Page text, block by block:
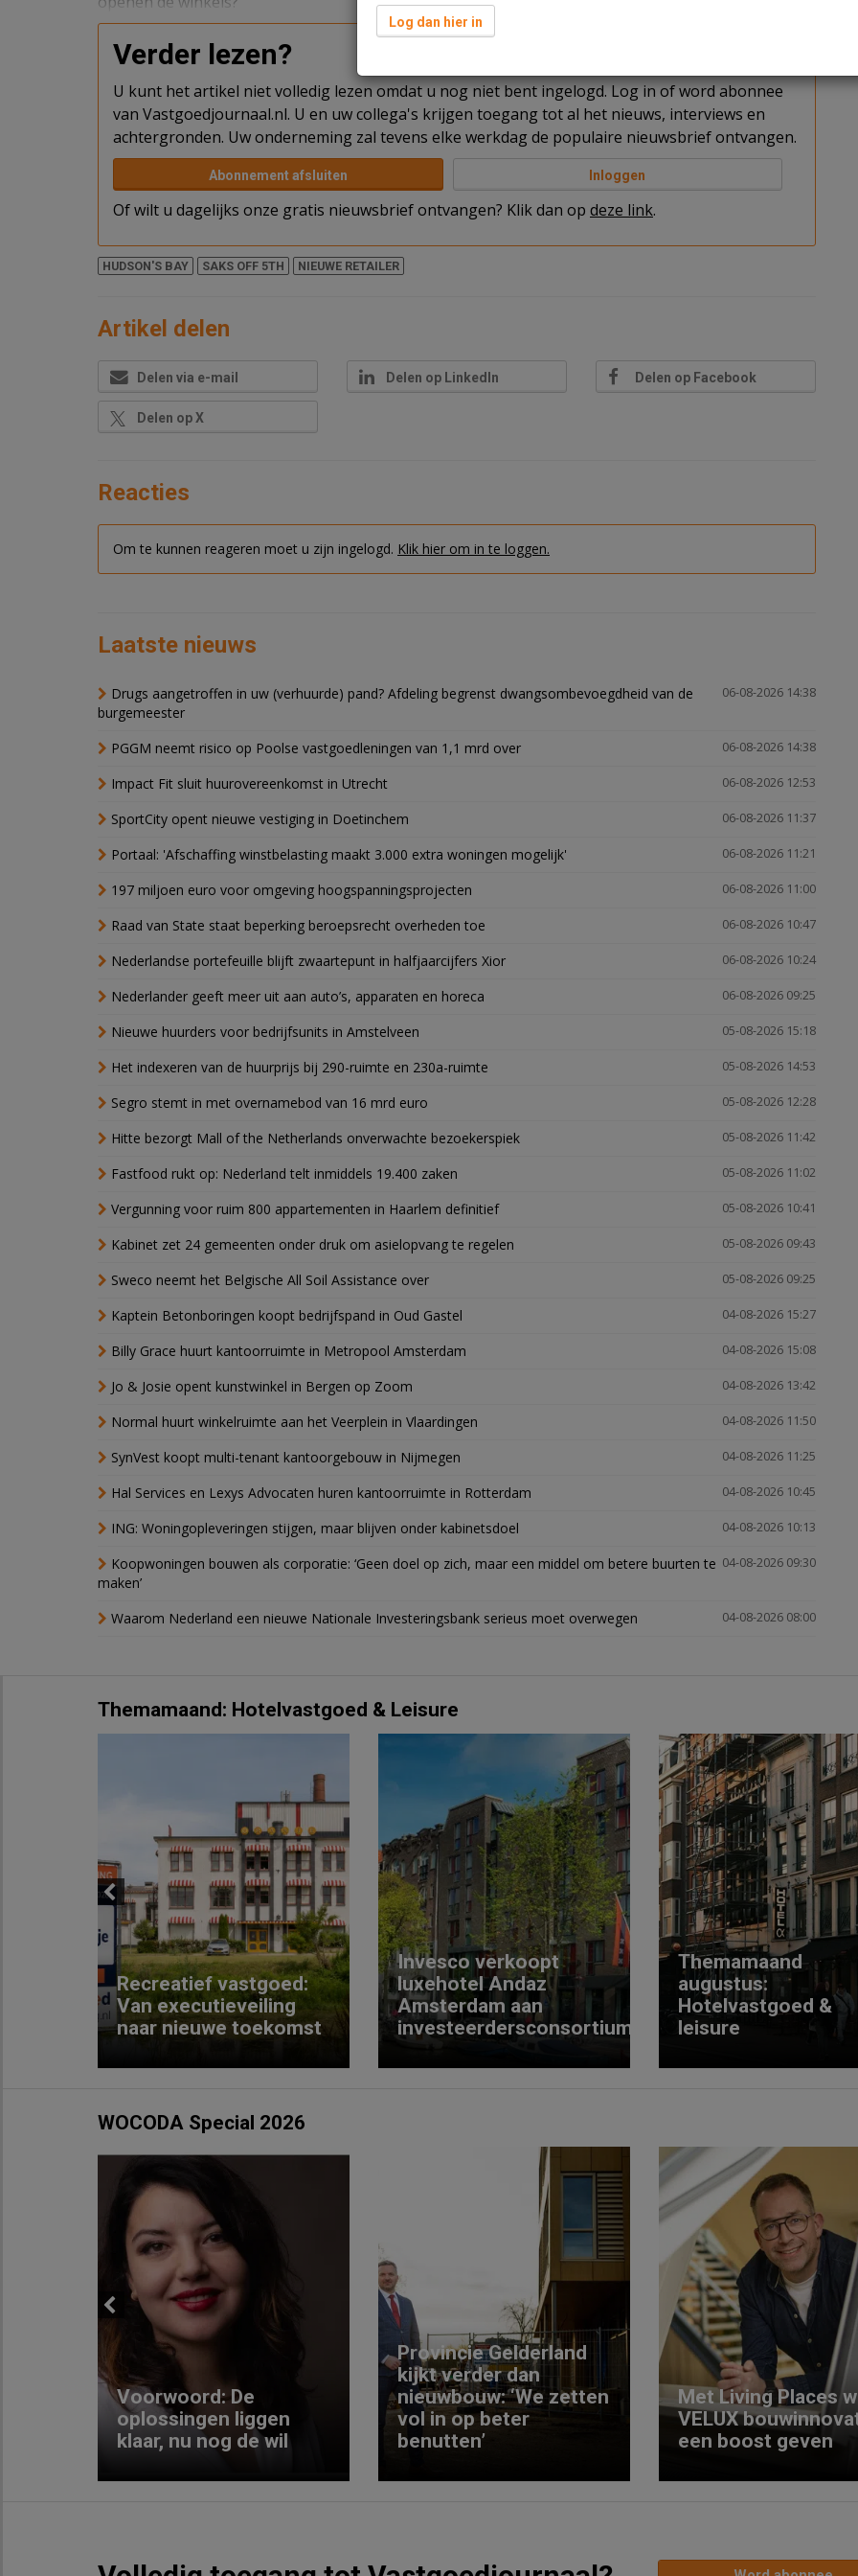
Verder lezen?
U kunt het artikel niet volledig lezen omdat u nog niet bent ingelogd. Log in of word abonnee
van Vastgoedjournaal.nl. U en uw collega's krijgen toegang tot al het nieuws, interviews en
achtergronden. Uw onderneming zal tevens elke werkdag de populaire nieuwsbrief ontvangen.
Abonnement afsluiten Inloggen
Of wilt u dagelijks onze gratis nieuwsbrief ontvangen? Klik dan op deze link.
HUDSON'S BAY SAKS OFF 5TH NIEUWE RETAILER
Artikel delen
Delen via e-mail Delen op LinkedIn Delen op Facebook
Delen op X
Reacties
Om te kunnen reageren moet u zijn ingelogd. Klik hier om in te loggen.
Laatste nieuws
06-08-2026 14:38
Drugs aangetroffen in uw (verhuurde) pand? Afdeling begrenst dwangsombevoegdheid van de
burgemeester
06-08-2026 14:38
PGGM neemt risico op Poolse vastgoedleningen van 1,1 mrd over
06-08-2026 12:53
Impact Fit sluit huurovereenkomst in Utrecht
06-08-2026 11:37
SportCity opent nieuwe vestiging in Doetinchem
06-08-2026 11:21
Portaal: 'Afschaffing winstbelasting maakt 3.000 extra woningen mogelijk'
06-08-2026 11:00
197 miljoen euro voor omgeving hoogspanningsprojecten
06-08-2026 10:47
Raad van State staat beperking beroepsrecht overheden toe
06-08-2026 10:24
Nederlandse portefeuille blijft zwaartepunt in halfjaarcijfers Xior
06-08-2026 09:25
Nederlander geeft meer uit aan auto’s, apparaten en horeca
05-08-2026 15:18
Nieuwe huurders voor bedrijfsunits in Amstelveen
05-08-2026 14:53
Het indexeren van de huurprijs bij 290-ruimte en 230a-ruimte
05-08-2026 12:28
Segro stemt in met overnamebod van 16 mrd euro
05-08-2026 11:42
Hitte bezorgt Mall of the Netherlands onverwachte bezoekerspiek
05-08-2026 11:02
Fastfood rukt op: Nederland telt inmiddels 19.400 zaken
05-08-2026 10:41
Vergunning voor ruim 800 appartementen in Haarlem definitief
05-08-2026 09:43
Kabinet zet 24 gemeenten onder druk om asielopvang te regelen
05-08-2026 09:25
Sweco neemt het Belgische All Soil Assistance over
04-08-2026 15:27
Kaptein Betonboringen koopt bedrijfspand in Oud Gastel
04-08-2026 15:08
Billy Grace huurt kantoorruimte in Metropool Amsterdam
04-08-2026 13:42
Jo & Josie opent kunstwinkel in Bergen op Zoom
04-08-2026 11:50
Normal huurt winkelruimte aan het Veerplein in Vlaardingen
04-08-2026 11:25
SynVest koopt multi-tenant kantoorgebouw in Nijmegen
04-08-2026 10:45
Hal Services en Lexys Advocaten huren kantoorruimte in Rotterdam
04-08-2026 10:13
ING: Woningopleveringen stijgen, maar blijven onder kabinetsdoel
04-08-2026 09:30
Koopwoningen bouwen als corporatie: ‘Geen doel op zich, maar een middel om betere buurten te
maken’
04-08-2026 08:00
Waarom Nederland een nieuwe Nationale Investeringsbank serieus moet overwegen
Themamaand: Hotelvastgoed & Leisure
Previous
Recreatief vastgoed:
Van executieveiling
naar nieuwe toekomst
Invesco verkoopt
luxehotel Andaz
Amsterdam aan
investeerdersconsortium
Themamaand
augustus:
Hotelvastgoed &
leisure
WOCODA Special 2026
Previous
Voorwoord: De
oplossingen liggen
klaar, nu nog de wil
Provincie Gelderland
kijkt verder dan
nieuwbouw: ‘We zetten
vol in op beter
benutten’
Met Living Places
VELUX
een boost geven
Log dan hier in